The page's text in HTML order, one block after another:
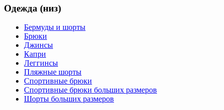
Одежда (низ)
Бермуды и шорты
Брюки
Джинсы
Капри
Леггинсы
Пляжные шорты
Спортивные брюки
Спортивные брюки больших размеров
Шорты больших размеров